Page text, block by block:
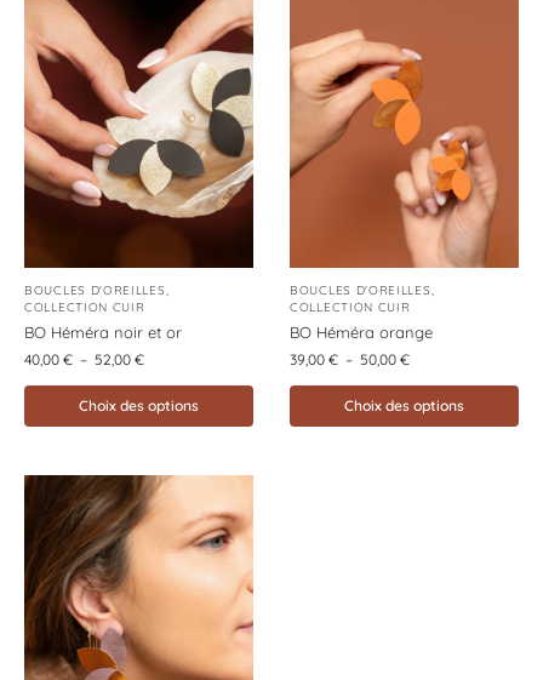
BOUCLES D'OREILLES,
COLLECTION CUIR
BO Héméra noir et or
40,00 € – 52,00 €
Choix des options
BOUCLES D'OREILLES,
COLLECTION CUIR
BO Héméra orange
39,00 € – 50,00 €
Choix des options